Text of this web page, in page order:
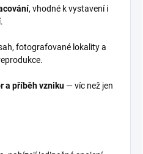
, vhodné k vystavení i
fotografované lokality a
a příběh vzniku — víc než jen